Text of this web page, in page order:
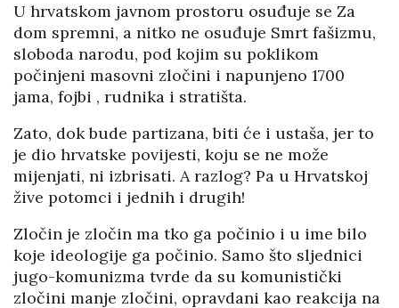
U hrvatskom javnom prostoru osuđuje se Za
dom spremni, a nitko ne osuđuje Smrt fašizmu,
sloboda narodu, pod kojim su poklikom
počinjeni masovni zločini i napunjeno 1700
jama, fojbi , rudnika i stratišta.
Zato, dok bude partizana, biti će i ustaša, jer to
je dio hrvatske povijesti, koju se ne može
mijenjati, ni izbrisati. A razlog? Pa u Hrvatskoj
žive potomci i jednih i drugih!
Zločin je zločin ma tko ga počinio i u ime bilo
koje ideologije ga počinio. Samo što sljednici
jugo-komunizma tvrde da su komunistički
zločini manje zločini, opravdani kao reakcija na